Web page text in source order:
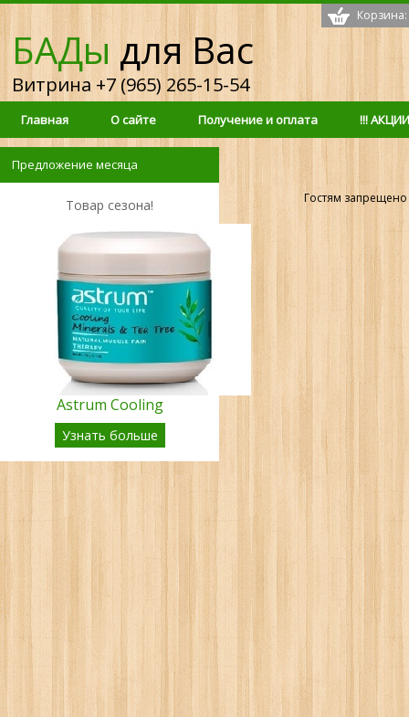
Корзина:
БАДы для Вас
Витрина +7 (965) 265-15-54
Главная О сайте Получение и оплата !!!
Предложение месяца
Товар сезона!
Astrum Cooling
Узнать больше
Гостям запрещено